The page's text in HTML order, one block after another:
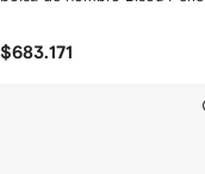
$683.171